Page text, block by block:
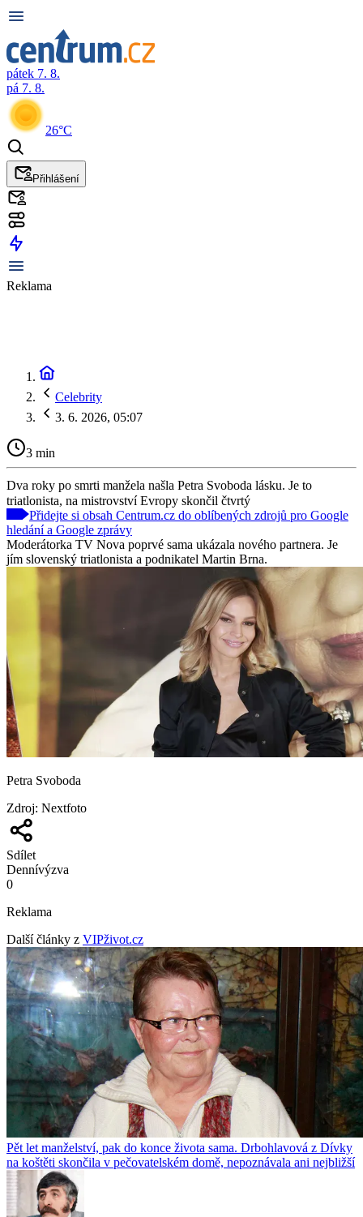
pátek 7. 8.
pá 7. 8.
26°C
Přihlášení
Reklama
Celebrity
3. 6. 2026, 05:07
3 min
Dva roky po smrti manžela našla Petra Svoboda lásku. Je to
triatlonista, na mistrovství Evropy skončil čtvrtý
Přidejte si obsah Centrum.cz do oblíbených zdrojů pro Google
hledání a Google zprávy
Moderátorka TV Nova poprvé sama ukázala nového partnera. Je
jím slovenský triatlonista a podnikatel Martin Brna.
Petra Svoboda
Zdroj: Nextfoto
Sdílet
Dennívýzva
0
Reklama
Další články z VIPživot.cz
Pět let manželství, pak do konce života sama. Drbohlavová z Dívky
na koštěti skončila v pečovatelském domě, nepoznávala ani nejbližší